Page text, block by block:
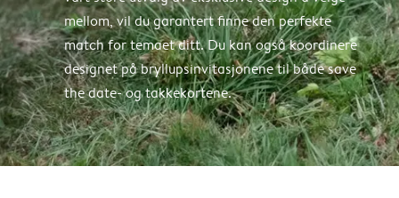
mellom, vil du garantert finne den perfekte
match for temaet ditt. Du kan også koordinere
designet på bryllupsinvitasjonene til både save
the date- og takkekortene.